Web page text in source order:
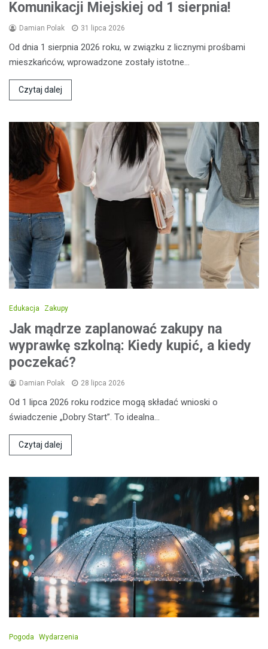
Komunikacji Miejskiej od 1 sierpnia!
Damian Polak 31 lipca 2026
Od dnia 1 sierpnia 2026 roku, w związku z licznymi prośbami
mieszkańców, wprowadzone zostały istotne…
Czytaj dalej
Edukacja Zakupy
Jak mądrze zaplanować zakupy na
wyprawkę szkolną: Kiedy kupić, a kiedy
poczekać?
Damian Polak 28 lipca 2026
Od 1 lipca 2026 roku rodzice mogą składać wnioski o
świadczenie „Dobry Start”. To idealna…
Czytaj dalej
Pogoda Wydarzenia